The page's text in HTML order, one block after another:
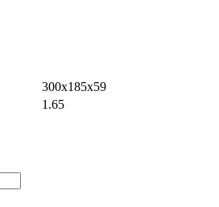
300x185x59
1.65